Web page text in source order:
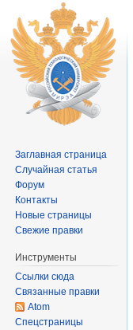
Заглавная страница
Случайная статья
Форум
Контакты
Новые страницы
Свежие правки
Инструменты
Ссылки сюда
Связанные правки
Atom
Спецстраницы